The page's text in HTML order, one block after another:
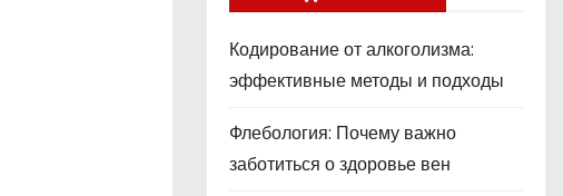
Кодирование от алкоголизма:
эффективные методы и подходы
Флебология: Почему важно
заботиться о здоровье вен